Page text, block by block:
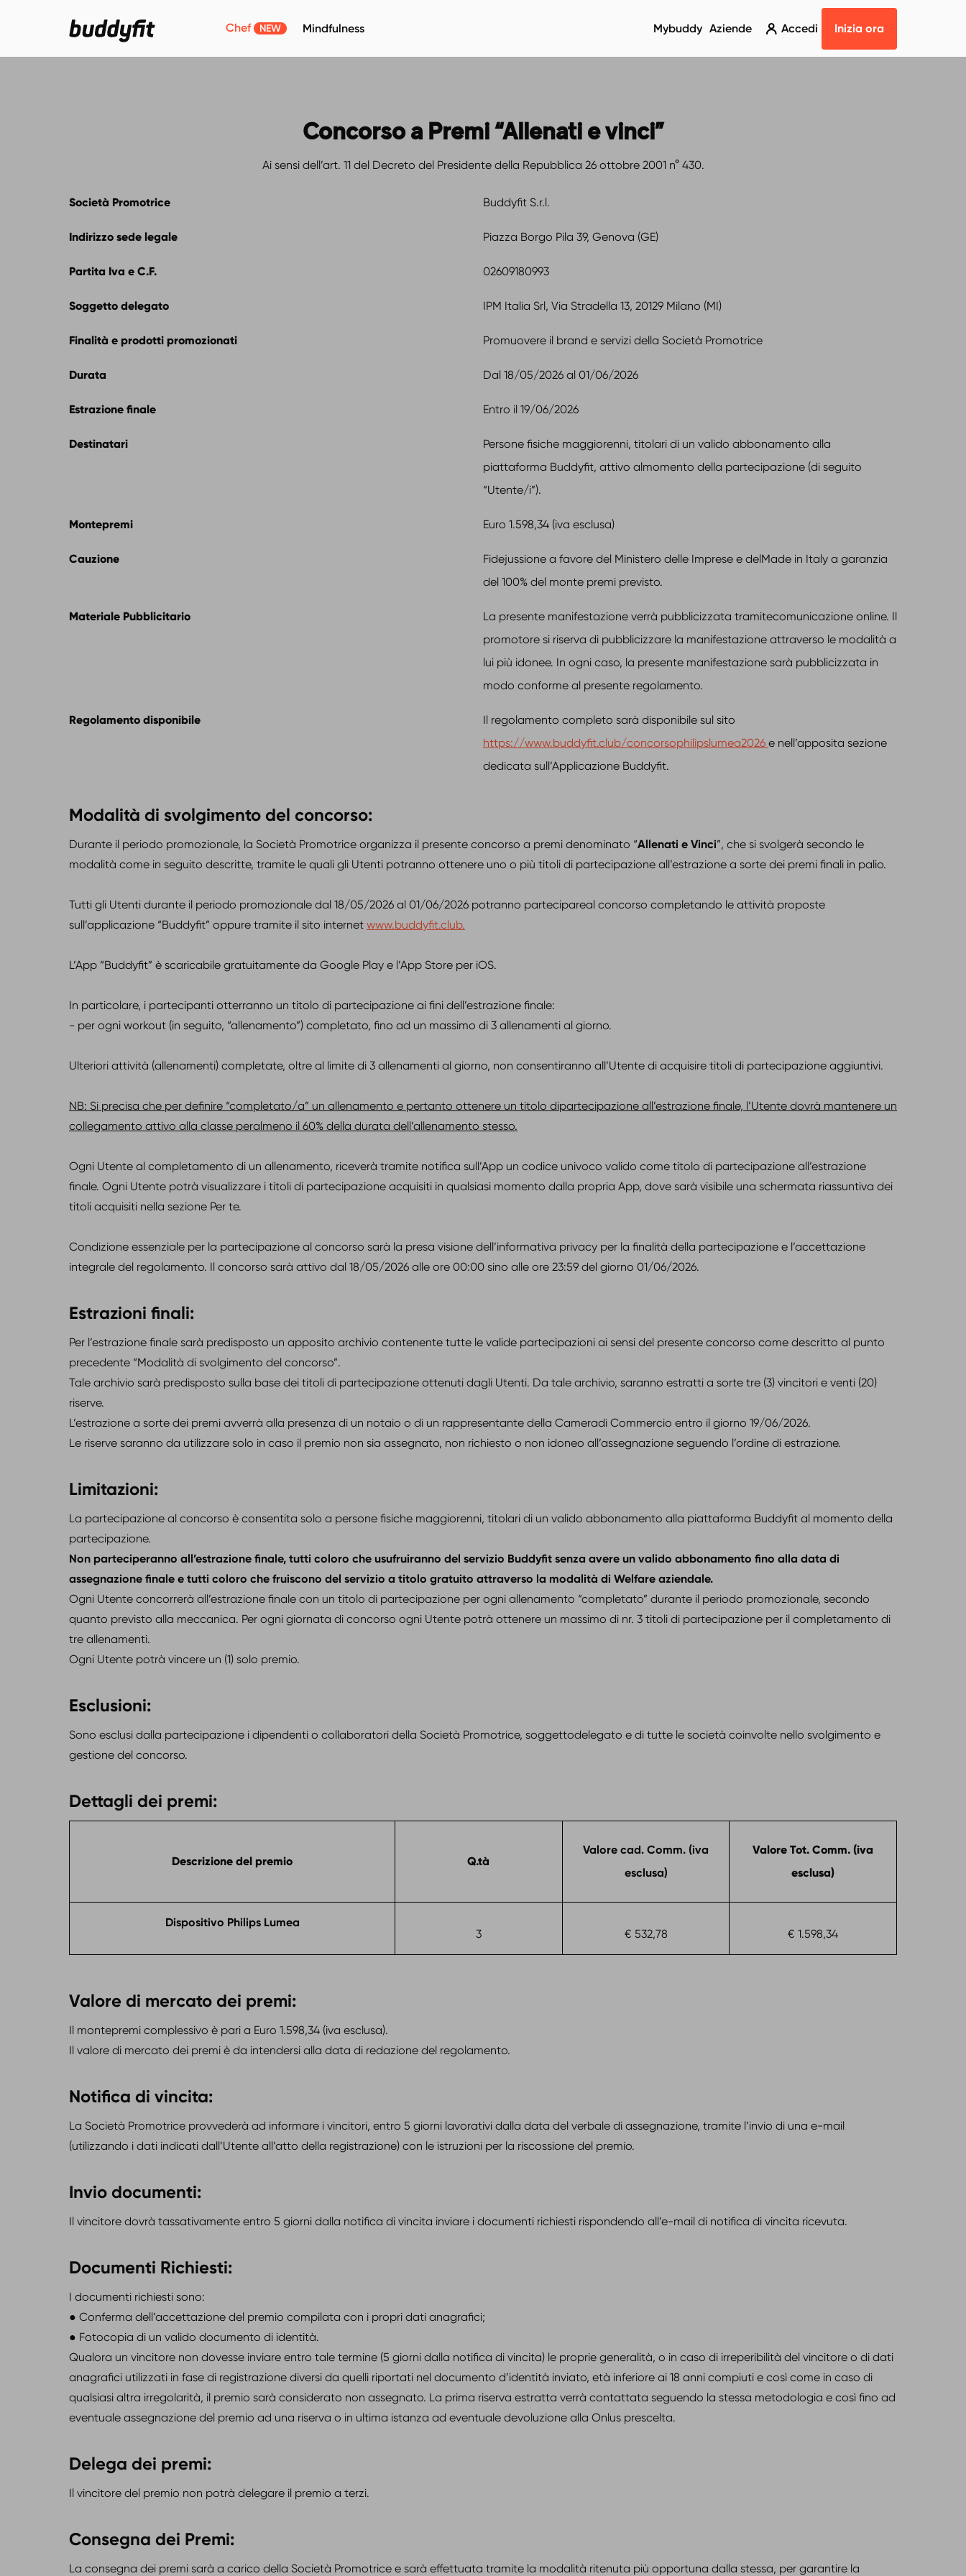
Chef NEW Mindfulness Mybuddy Aziende Accedi Inizia ora
Concorso a Premi “Allenati e vinci”
Ai sensi dell’art. 11 del Decreto del Presidente della Repubblica 26 ottobre 2001 n° 430.
Società Promotrice Buddyfit S.r.l.
Indirizzo sede legale Piazza Borgo Pila 39, Genova (GE)
Partita Iva e C.F. 02609180993
Soggetto delegato IPM Italia Srl, Via Stradella 13, 20129 Milano (MI)
Finalità e prodotti promozionati Promuovere il brand e servizi della Società Promotrice
Durata Dal 18/05/2026 al 01/06/2026
Estrazione finale Entro il 19/06/2026
Destinatari
Persone fisiche maggiorenni, titolari di un valido abbonamento alla
piattaforma Buddyfit, attivo almomento della partecipazione (di seguito
“Utente/i”).
Montepremi Euro 1.598,34 (iva esclusa)
Cauzione
Fidejussione a favore del Ministero delle Imprese e delMade in Italy a garanzia
del 100% del monte premi previsto.
Materiale Pubblicitario
La presente manifestazione verrà pubblicizzata tramitecomunicazione online. Il
promotore si riserva di pubblicizzare la manifestazione attraverso le modalità a
lui più idonee. In ogni caso, la presente manifestazione sarà pubblicizzata in
modo conforme al presente regolamento.
Regolamento disponibile
Il regolamento completo sarà disponibile sul sito
https://www.buddyfit.club/concorsophilipslumea2026 e nell’apposita sezione
dedicata sull’Applicazione Buddyfit.
Modalità di svolgimento del concorso:
Durante il periodo promozionale, la Società Promotrice organizza il presente concorso a premi denominato “Allenati e Vinci”, che si svolgerà secondo le
modalità come in seguito descritte, tramite le quali gli Utenti potranno ottenere uno o più titoli di partecipazione all’estrazione a sorte dei premi finali in palio.
Tutti gli Utenti durante il periodo promozionale dal 18/05/2026 al 01/06/2026 potranno partecipareal concorso completando le attività proposte
sull’applicazione “Buddyfit” oppure tramite il sito internet www.buddyfit.club.
L’App “Buddyfit” è scaricabile gratuitamente da Google Play e l’App Store per iOS.
In particolare, i partecipanti otterranno un titolo di partecipazione ai fini dell’estrazione finale:
- per ogni workout (in seguito, “allenamento”) completato, fino ad un massimo di 3 allenamenti al giorno.
Ulteriori attività (allenamenti) completate, oltre al limite di 3 allenamenti al giorno, non consentiranno all’Utente di acquisire titoli di partecipazione aggiuntivi.
NB: Si precisa che per definire “completato/a” un allenamento e pertanto ottenere un titolo dipartecipazione all’estrazione finale, l’Utente dovrà mantenere un
collegamento attivo alla classe peralmeno il 60% della durata dell’allenamento stesso.
Ogni Utente al completamento di un allenamento, riceverà tramite notifica sull’App un codice univoco valido come titolo di partecipazione all’estrazione
finale. Ogni Utente potrà visualizzare i titoli di partecipazione acquisiti in qualsiasi momento dalla propria App, dove sarà visibile una schermata riassuntiva dei
titoli acquisiti nella sezione Per te.
Condizione essenziale per la partecipazione al concorso sarà la presa visione dell’informativa privacy per la finalità della partecipazione e l’accettazione
integrale del regolamento. Il concorso sarà attivo dal 18/05/2026 alle ore 00:00 sino alle ore 23:59 del giorno 01/06/2026.
Estrazioni finali:
Per l’estrazione finale sarà predisposto un apposito archivio contenente tutte le valide partecipazioni ai sensi del presente concorso come descritto al punto
precedente “Modalità di svolgimento del concorso”.
Tale archivio sarà predisposto sulla base dei titoli di partecipazione ottenuti dagli Utenti. Da tale archivio, saranno estratti a sorte tre (3) vincitori e venti (20)
riserve.
L’estrazione a sorte dei premi avverrà alla presenza di un notaio o di un rappresentante della Cameradi Commercio entro il giorno 19/06/2026.
Le riserve saranno da utilizzare solo in caso il premio non sia assegnato, non richiesto o non idoneo all’assegnazione seguendo l’ordine di estrazione.
Limitazioni:
La partecipazione al concorso è consentita solo a persone fisiche maggiorenni, titolari di un valido abbonamento alla piattaforma Buddyfit al momento della
partecipazione.
Non parteciperanno all’estrazione finale, tutti coloro che usufruiranno del servizio Buddyfit senza avere un valido abbonamento fino alla data di
assegnazione finale e tutti coloro che fruiscono del servizio a titolo gratuito attraverso la modalità di Welfare aziendale.
Ogni Utente concorrerà all’estrazione finale con un titolo di partecipazione per ogni allenamento “completato” durante il periodo promozionale, secondo
quanto previsto alla meccanica. Per ogni giornata di concorso ogni Utente potrà ottenere un massimo di nr. 3 titoli di partecipazione per il completamento di
tre allenamenti.
Ogni Utente potrà vincere un (1) solo premio.
Esclusioni:
Sono esclusi dalla partecipazione i dipendenti o collaboratori della Società Promotrice, soggettodelegato e di tutte le società coinvolte nello svolgimento e
gestione del concorso.
Dettagli dei premi:
Descrizione del premio Q.tà
Valore cad. Comm. (iva
esclusa)
Valore Tot. Comm. (iva
esclusa)
Dispositivo Philips Lumea
3
€ 532,78 € 1.598,34
Valore di mercato dei premi:
Il montepremi complessivo è pari a Euro 1.598,34 (iva esclusa).
Il valore di mercato dei premi è da intendersi alla data di redazione del regolamento.
Notifica di vincita:
La Società Promotrice provvederà ad informare i vincitori, entro 5 giorni lavorativi dalla data del verbale di assegnazione, tramite l’invio di una e-mail
(utilizzando i dati indicati dall’Utente all’atto della registrazione) con le istruzioni per la riscossione del premio.
Invio documenti:
Il vincitore dovrà tassativamente entro 5 giorni dalla notifica di vincita inviare i documenti richiesti rispondendo all’e-mail di notifica di vincita ricevuta.
Documenti Richiesti:
I documenti richiesti sono:
● Conferma dell’accettazione del premio compilata con i propri dati anagrafici;
● Fotocopia di un valido documento di identità.
Qualora un vincitore non dovesse inviare entro tale termine (5 giorni dalla notifica di vincita) le proprie generalità, o in caso di irreperibilità del vincitore o di dati
anagrafici utilizzati in fase di registrazione diversi da quelli riportati nel documento d’identità inviato, età inferiore ai 18 anni compiuti e così come in caso di
qualsiasi altra irregolarità, il premio sarà considerato non assegnato. La prima riserva estratta verrà contattata seguendo la stessa metodologia e così fino ad
eventuale assegnazione del premio ad una riserva o in ultima istanza ad eventuale devoluzione alla Onlus prescelta.
Delega dei premi:
Il vincitore del premio non potrà delegare il premio a terzi.
Consegna dei Premi:
La consegna dei premi sarà a carico della Società Promotrice e sarà effettuata tramite la modalità ritenuta più opportuna dalla stessa, per garantire la